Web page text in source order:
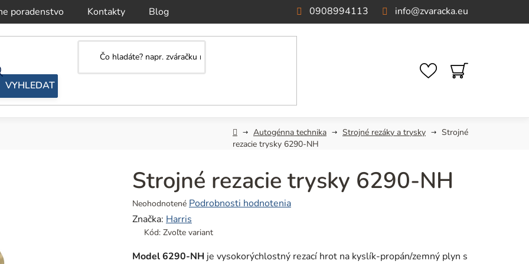
poradenstvo Kontakty Blog info@zvaracka.eu
0908994113
NÁKUPNÝ
KOŠÍK
DomovAutogénna technika Strojné rezáky a trysky
Strojné
rezacie trysky 6290-NH
Strojné rezacie trysky 6290-NH
Priemerné
hodnotenie
produktu
0,0
Neohodnotené Podrobnosti hodnotenia
Značka: Harris
Kód: Zvoľte variant
Model 6290-NH je vysokorýchlostný rezací hrot na kyslík-propán/zemný plyn s